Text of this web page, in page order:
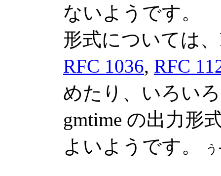
ないようです。
形式については
RFC 1036, RFC
めたり、いろい
gmtime の出力形
よいようです。